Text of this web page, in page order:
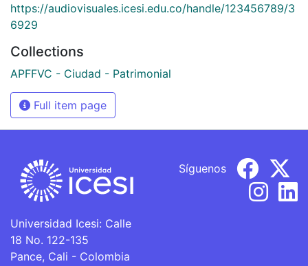
https://audiovisuales.icesi.edu.co/handle/123456789/3
6929
Collections
APFFVC - Ciudad - Patrimonial
Full item page
Universidad Icesi: Calle
18 No. 122-135
Pance, Cali - Colombia
Síguenos